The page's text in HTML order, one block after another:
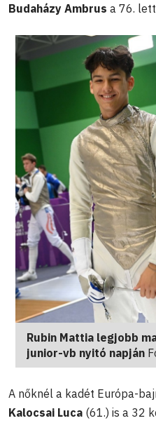
Budaházy Ambrus a 76.
Rubin Mattia legjobb
junior-vb nyitó napján
A nőknél a kadét Európa-
Kalocsai Luca (61.) is a 32